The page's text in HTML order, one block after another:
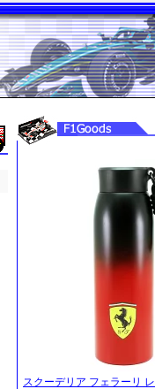
スクーデリア フェラーリ